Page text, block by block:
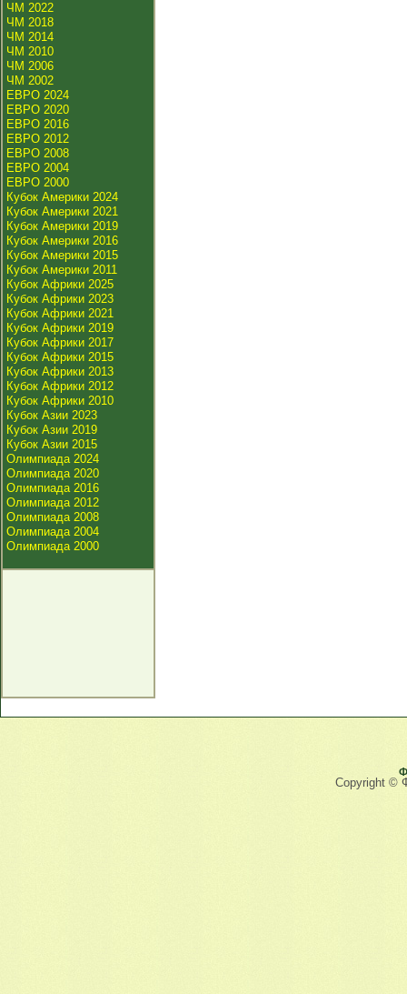
ЧМ 2022
ЧМ 2018
ЧМ 2014
ЧМ 2010
ЧМ 2006
ЧМ 2002
ЕВРО 2024
ЕВРО 2020
ЕВРО 2016
ЕВРО 2012
ЕВРО 2008
ЕВРО 2004
ЕВРО 2000
Кубок Америки 2024
Кубок Америки 2021
Кубок Америки 2019
Кубок Америки 2016
Кубок Америки 2015
Кубок Америки 2011
Кубок Африки 2025
Кубок Африки 2023
Кубок Африки 2021
Кубок Африки 2019
Кубок Африки 2017
Кубок Африки 2015
Кубок Африки 2013
Кубок Африки 2012
Кубок Африки 2010
Кубок Азии 2023
Кубок Азии 2019
Кубок Азии 2015
Олимпиада 2024
Олимпиада 2020
Олимпиада 2016
Олимпиада 2012
Олимпиада 2008
Олимпиада 2004
Олимпиада 2000
Copyright ©